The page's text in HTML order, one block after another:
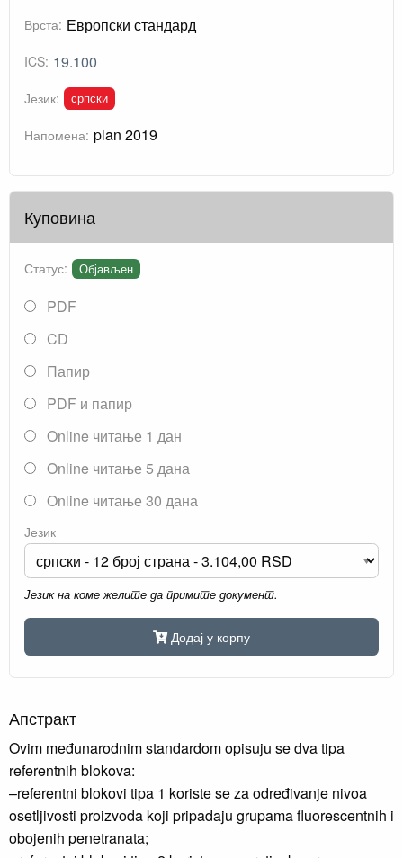
Врста: Европски стандард
ICS: 19.100
Језик: српски
Напомена: plan 2019
Куповина
Статус: Објављен
PDF
CD
Папир
PDF и папир
Online читање 1 дан
Online читање 5 дана
Online читање 30 дана
Језик
Језик на коме желите да примите документ.
Додај у корпу
Апстракт
Ovim međunarodnim standardom opisuju se dva tipa
referentnih blokova:
–referentni blokovi tipa 1 koriste se za određivanje nivoa
osetljivosti proizvoda koji pripadaju grupama fluorescentnih i
obojenih penetranata;